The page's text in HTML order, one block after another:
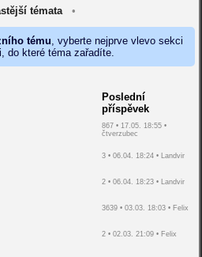
témata •
tému, vyberte nejprve vlevo sekci
do které téma zařadíte.
Poslední
příspěvek
867 • 17.05. 18:55 •
čtverzubec
3 • 06.04. 18:24 • Landvir
2 • 06.04. 18:23 • Landvir
3639 • 03.03. 18:03 • Felix
2 • 02.03. 21:09 • Felix